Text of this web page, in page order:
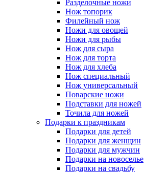
Разделочные ножи
Нож топорик
Филейный нож
Ножи для овощей
Ножи для рыбы
Нож для сыра
Нож для торта
Нож для хлеба
Нож специальный
Нож универсальный
Поварские ножи
Подставки для ножей
Точила для ножей
Подарки к праздникам
Подарки для детей
Подарки для женщин
Подарки для мужчин
Подарки на новоселье
Подарки на свадьбу